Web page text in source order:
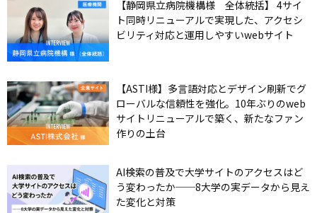
【静岡県立病院機構様 全体統括】 4サイ
ト同時リニューアルで実現した、アクセシ
ビリティ対応と運用しやすいwebサイト
【ASTI様】多言語対応とデザイン刷新でグ
ローバルな信頼性を強化。10年ぶりのweb
サイトリニューアルで築く、新たなファン
作りの土台
AI検索の普及で大学サイトのアクセスはど
う変わったか──8大学の実データから見え
た変化と対策